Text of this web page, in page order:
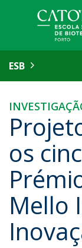
ESB
os
Mello